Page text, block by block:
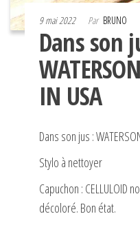
9 mai 2022 Par BRUNO
Dans son
IN USA
Dans son jus :
Stylo à nettoyer
Capuchon : CELLULOID
décoloré. Bon état.